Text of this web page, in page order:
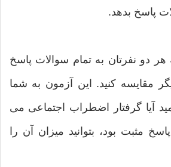
پاسخ بدهد.
دو نفرتان به تمام سوالات پاسخ
مقایسه کنید. این آزمون به شما
آیا گرفتار اضطراب اجتماعی می
مثبت بود، بتوانید میزان آن را